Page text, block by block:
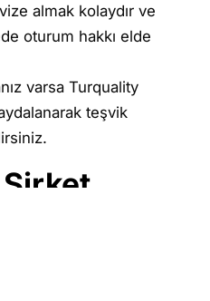
almak kolaydır ve
oturum hakkı elde
varsa Turquality
teşvik
Şirket